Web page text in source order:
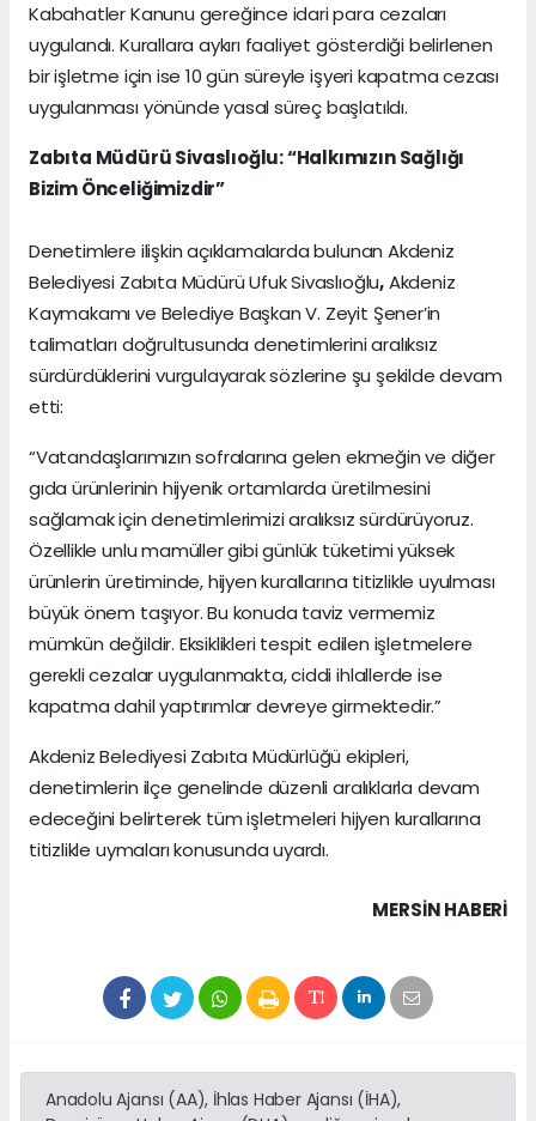
Kabahatler Kanunu gereğince idari para cezaları
uygulandı. Kurallara aykırı faaliyet gösterdiği belirlenen
bir işletme için ise 10 gün süreyle işyeri kapatma cezası
uygulanması yönünde yasal süreç başlatıldı.
Zabıta Müdürü Sivaslıoğlu: “Halkımızın Sağlığı
Bizim Önceliğimizdir”
Denetimlere ilişkin açıklamalarda bulunan Akdeniz
Belediyesi Zabıta Müdürü Ufuk Sivaslıoğlu,Akdeniz
Kaymakamı ve Belediye Başkan V. Zeyit Şener’in
talimatları doğrultusunda denetimlerini aralıksız
sürdürdüklerini vurgulayarak sözlerine şu şekilde devam
etti:
“Vatandaşlarımızın sofralarına gelen ekmeğin ve diğer
gıda ürünlerinin hijyenik ortamlarda üretilmesini
sağlamak için denetimlerimizi aralıksız sürdürüyoruz.
Özellikle unlu mamüller gibi günlük tüketimi yüksek
ürünlerin üretiminde, hijyen kurallarına titizlikle uyulması
büyük önem taşıyor. Bu konuda taviz vermemiz
mümkün değildir. Eksiklikleri tespit edilen işletmelere
gerekli cezalar uygulanmakta, ciddi ihlallerde ise
kapatma dahil yaptırımlar devreye girmektedir.”
Akdeniz Belediyesi Zabıta Müdürlüğü ekipleri,
denetimlerin ilçe genelinde düzenli aralıklarla devam
edeceğini belirterek tüm işletmeleri hijyen kurallarına
titizlikle uymaları konusunda uyardı.
MERSIN HABERİ
Anadolu Ajansı (AA), İhlas Haber Ajansı (İHA),